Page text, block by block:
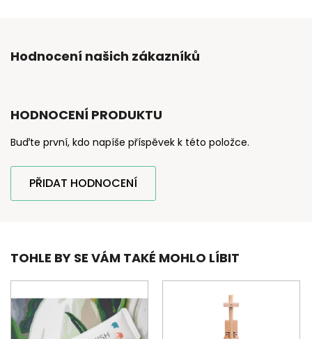
Hodnocení našich zákazníků
HODNOCENÍ PRODUKTU
Buďte první, kdo napíše příspěvek k této položce.
PŘIDAT HODNOCENÍ
TOHLE BY SE VÁM TAKÉ MOHLO LÍBIT